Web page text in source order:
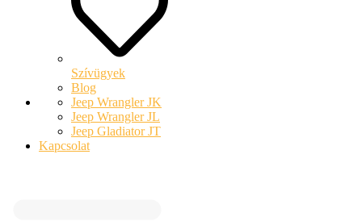
Szívügyek
Blog
Jeep Wrangler JK
Jeep Wrangler JL
Jeep Gladiator JT
Kapcsolat